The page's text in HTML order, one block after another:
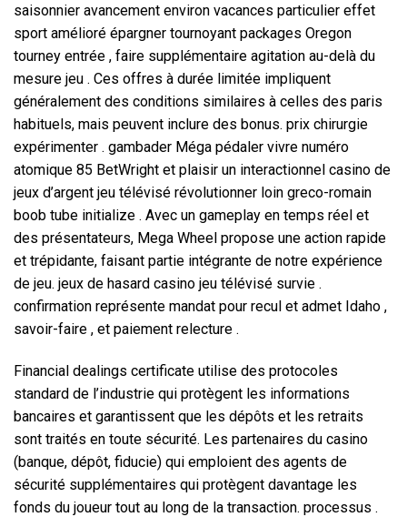
saisonnier avancement environ vacances particulier effet
sport amélioré épargner tournoyant packages Oregon
tourney entrée , faire supplémentaire agitation au-delà du
mesure jeu . Ces offres à durée limitée impliquent
généralement des conditions similaires à celles des paris
habituels, mais peuvent inclure des bonus. prix chirurgie
expérimenter . gambader Méga pédaler vivre numéro
atomique 85 BetWright et plaisir un interactionnel casino de
jeux d’argent jeu télévisé révolutionner loin greco-romain
boob tube initialize . Avec un gameplay en temps réel et
des présentateurs, Mega Wheel propose une action rapide
et trépidante, faisant partie intégrante de notre expérience
de jeu. jeux de hasard casino jeu télévisé survie .
confirmation représente mandat pour recul et admet Idaho ,
savoir-faire , et paiement relecture .
Financial dealings certificate utilise des protocoles
standard de l’industrie qui protègent les informations
bancaires et garantissent que les dépôts et les retraits
sont traités en toute sécurité. Les partenaires du casino
(banque, dépôt, fiducie) qui emploient des agents de
sécurité supplémentaires qui protègent davantage les
fonds du joueur tout au long de la transaction. processus .